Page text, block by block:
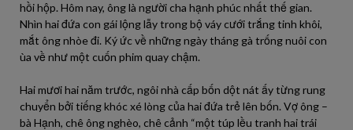
hồi hộp. Hôm nay, ông là người cha hạnh phúc nhất thế gian.
Nhìn hai đứa con gái lộng lẫy trong bộ váy cưới trắng tinh khôi,
mắt ông nhòe đi. Ký ức về những ngày tháng gà trống nuôi con
ùa về như một cuốn phim quay chậm.
Hai mươi hai năm trước, ngôi nhà cấp bốn dột nát ấy từng rung
chuyển bởi tiếng khóc xé lòng của hai đứa trẻ lên bốn. Vợ ông –
bà Hạnh, chê ông nghèo, chê cảnh “một túp lều tranh hai trái